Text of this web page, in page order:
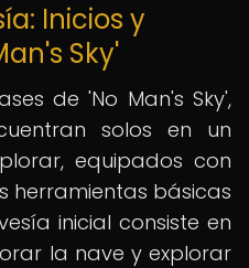
Inicios y
Sky'
de 'No Man's Sky',
solos en un
equipados con
herramientas básicas
inicial consiste en
la nave y explorar